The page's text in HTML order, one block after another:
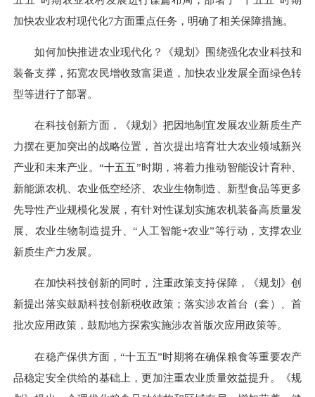
加快农业农村现代化7方面重点任务，明确了相关保障措施。
如何加快推进农业现代化？《规划》围绕强化农业科技和
装备支撑，拓宽农民增收致富渠道，加快农业发展全面绿色转
型等进行了部署。
在科技创新方面，《规划》把因地制宜发展农业新质生产
力摆在更加突出的战略位置，首次提出培育壮大农业领域新兴
产业和未来产业。“十五五”时期，将着力推动智能设计育种、
新能源农机、农业低空经济、农业生物制造、新型食品等更多
先导性产业规模化发展，有针对性谋划实施农机装备高质量发
展、农业生物制造提升、“人工智能+农业”等行动，支撑农业
新质生产力发展。
在加快科技创新的同时，注重政策支持保障，《规划》创
新提出落实鼓励科技创新税收政策；落实涉农首台（套）、首
批次应用政策，鼓励地方探索实施涉农首版次应用政策等。
在稳产保供方面，“十五五”时期将在确保粮食等重要农产
品稳定安全供给的基础上，更加注重农业质量效益提升。《规